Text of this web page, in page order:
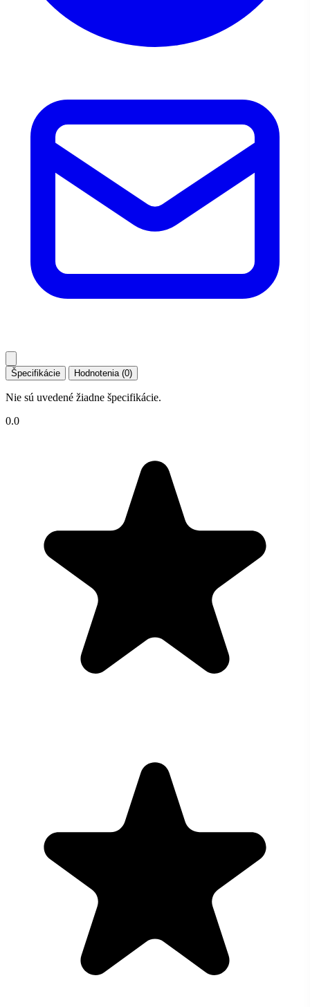
Špecifikácie Hodnotenia (0)
Nie sú uvedené žiadne špecifikácie.
0.0